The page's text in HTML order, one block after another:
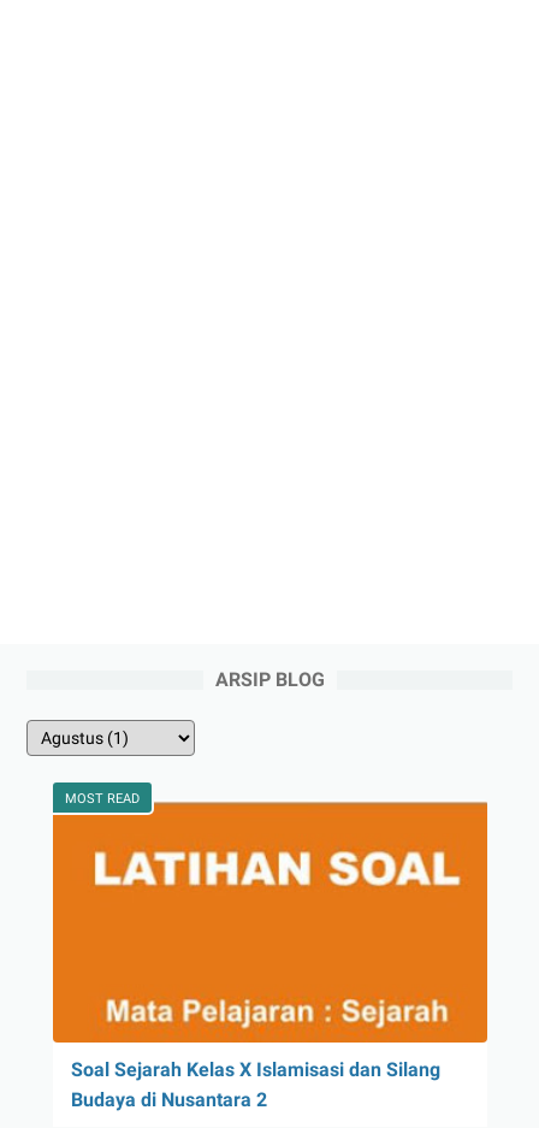
ARSIP BLOG
MOST READ
Soal Sejarah Kelas X Islamisasi dan Silang
Budaya di Nusantara 2